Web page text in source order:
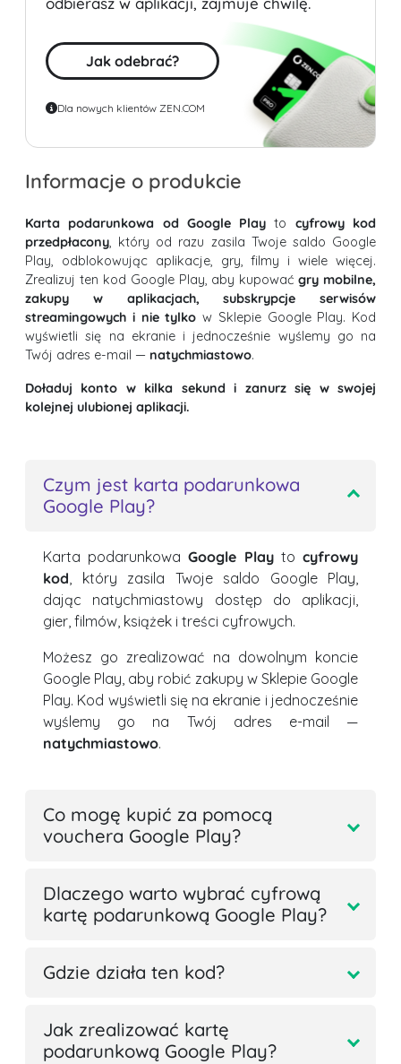
Jak odebrać?
Dla nowych klientów ZEN.COM
Informacje o produkcie
Karta podarunkowa od Google Play to cyfrowy kod
przedpłacony, który od razu zasila Twoje saldo Google
Play, odblokowując aplikacje, gry, filmy i wiele więcej.
Zrealizuj ten kod Google Play, aby kupowaćgry mobilne,
zakupy w aplikacjach, subskrypcje serwisów
streamingowych i nie tylko w Sklepie Google Play. Kod
wyświetli się na ekranie i jednocześnie wyślemy go na
Twój adres e-mail — natychmiastowo.
Doładuj konto w kilka sekund i zanurz się w swojej
kolejnej ulubionej aplikacji.
Czym jest karta podarunkowa
Google Play?
Karta podarunkowaGoogle Playtocyfrowy
kod, który zasila Twoje saldo Google Play,
dając natychmiastowy dostęp do aplikacji,
gier, filmów, książek i treści cyfrowych.
Możesz go zrealizować na dowolnym koncie
Google Play, aby robić zakupy w Sklepie Google
Play. Kod wyświetli się na ekranie i jednocześnie
wyślemy go na Twój adres e-mail —
natychmiastowo.
Co mogę kupić za pomocą
vouchera Google Play?
Dlaczego warto wybrać cyfrową
kartę podarunkową Google Play?
Gdzie działa ten kod?
Jak zrealizować kartę
podarunkową Google Play?